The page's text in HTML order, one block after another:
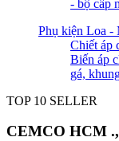
- bộ cấp
Phụ kiện Loa -
Chiết áp
Biến áp
gá,
TOP 10 SELLER
CEMCO HCM